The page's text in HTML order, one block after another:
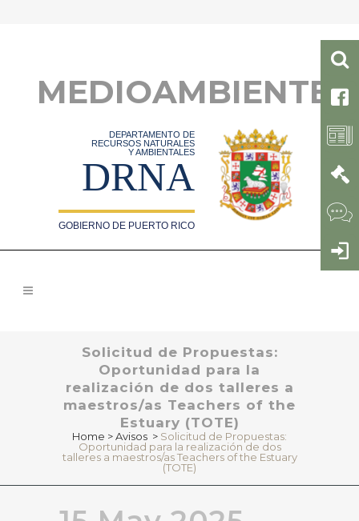
MEDIOAMBIENTE
DEPARTAMENTO DE
RECURSOS NATURALES
Y AMBIENTALES
DRNA
GOBIERNO DE PUERTO RICO
Solicitud de Propuestas:
Oportunidad para la
realización de dos talleres a
maestros/as Teachers of the
Estuary (TOTE)
Home >Avisos > Solicitud de Propuestas:
Oportunidad para la realización de dos
talleres a maestros/as Teachers of the Estuary
(TOTE)